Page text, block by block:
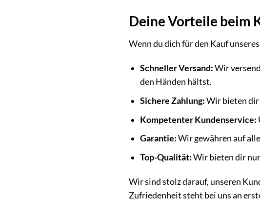
Deine Vorteile beim
Wenn du dich für den Kauf
Schneller Versand:Wir
den Händen hältst.
Sichere Zahlung:Wir bieten dir
Kompetenter Kundenservice:
Garantie:Wir gewähren auf
Top-Qualität:Wir bieten dir
Wir sind stolz darauf, unseren
Zufriedenheit steht bei uns an